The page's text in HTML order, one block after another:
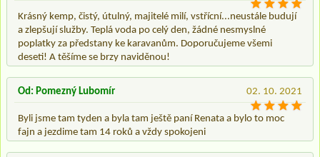
Krásný kemp, čistý, útulný, majitelé milí, vstřícní...neustále budují
a zlepšují služby. Teplá voda po celý den, žádné nesmyslné
poplatky za předstany ke karavanům. Doporučujeme všemi
deseti! A těšíme se brzy naviděnou!
02. 10. 2021
Od: Pomezný Lubomír
Byli jsme tam tyden a byla tam ještě paní Renata a bylo to moc
fajn a jezdime tam 14 roků a vždy spokojeni